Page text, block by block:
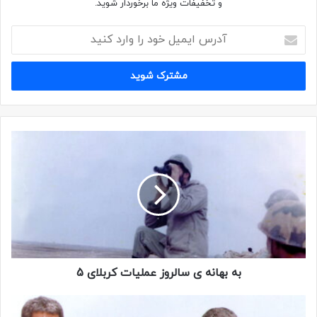
کپی لینک
و تخفیفات ویژه ما برخوردار شوید.
به بهانه ی سالروز عملیات کربلای 5